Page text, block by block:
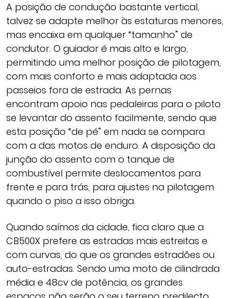
A posição de condução bastante vertical,
talvez se adapte melhor às estaturas menores,
mas encaixa em qualquer “tamanho” de
condutor. O guiador é mais alto e largo,
permitindo uma melhor posição de pilotagem,
com mais conforto e mais adaptada aos
passeios fora de estrada. As pernas
encontram apoio nas pedaleiras para o piloto
se levantar do assento facilmente, sendo que
esta posição “de pé” em nada se compara
com a das motos de enduro. A disposição da
junção do assento com o tanque de
combustível permite deslocamentos para
frente e para trás, para ajustes na pilotagem
quando o piso a isso obriga.
Quando saímos da cidade, fica claro que a
CB500X prefere as estradas mais estreitas e
com curvas, do que os grandes estradões ou
auto-estradas. Sendo uma moto de cilindrada
média e 48cv de potência, os grandes